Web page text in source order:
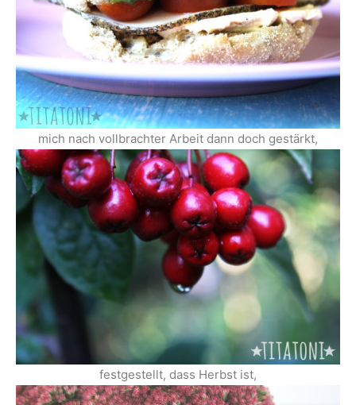
mich nach vollbrachter Arbeit dann doch gestärkt,
festgestellt, dass Herbst ist,